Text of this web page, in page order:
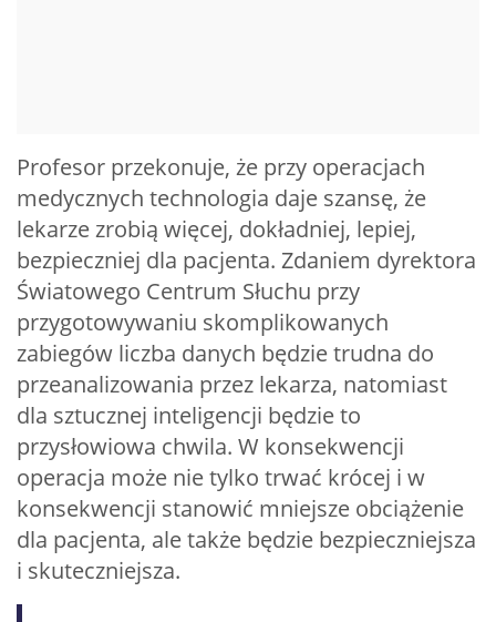
Profesor przekonuje, że przy operacjach
medycznych technologia daje szansę, że
lekarze zrobią więcej, dokładniej, lepiej,
bezpieczniej dla pacjenta. Zdaniem dyrektora
Światowego Centrum Słuchu przy
przygotowywaniu skomplikowanych
zabiegów liczba danych będzie trudna do
przeanalizowania przez lekarza, natomiast
dla sztucznej inteligencji będzie to
przysłowiowa chwila. W konsekwencji
operacja może nie tylko trwać krócej i w
konsekwencji stanowić mniejsze obciążenie
dla pacjenta, ale także będzie bezpieczniejsza
i skuteczniejsza.